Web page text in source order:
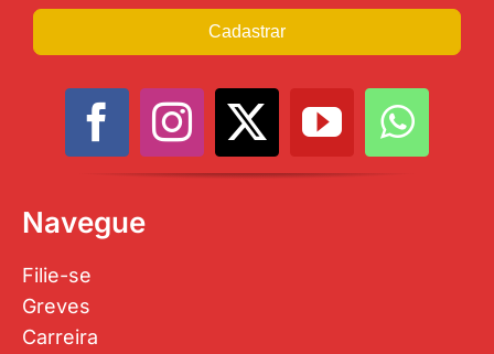
Cadastrar
Navegue
Filie-se
Greves
Carreira